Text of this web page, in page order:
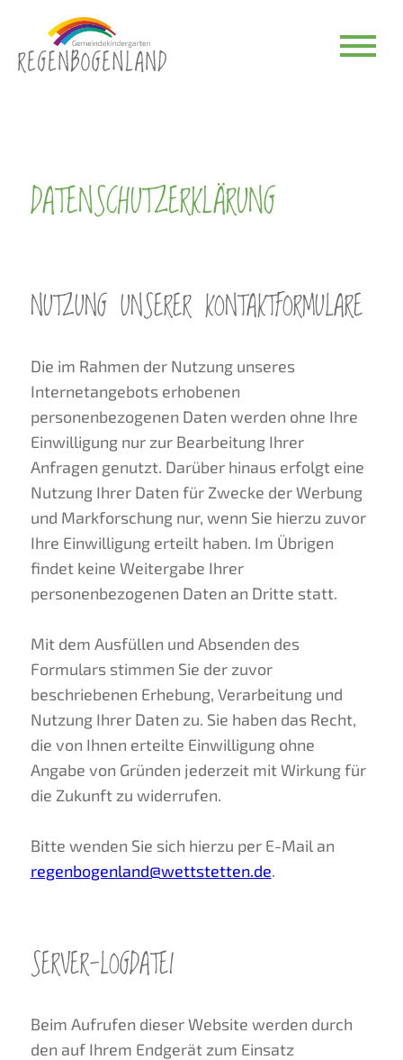
DATENSCHUTZERKLÄRUNG
NUTZUNG UNSERER KONTAKTFORMULARE
Die im Rahmen der Nutzung unseres
Internetangebots erhobenen
personenbezogenen Daten werden ohne Ihre
Einwilligung nur zur Bearbeitung Ihrer
Anfragen genutzt. Darüber hinaus erfolgt eine
Nutzung Ihrer Daten für Zwecke der Werbung
und Markforschung nur, wenn Sie hierzu zuvor
Ihre Einwilligung erteilt haben. Im Übrigen
findet keine Weitergabe Ihrer
personenbezogenen Daten an Dritte statt.
Mit dem Ausfüllen und Absenden des
Formulars stimmen Sie der zuvor
beschriebenen Erhebung, Verarbeitung und
Nutzung Ihrer Daten zu. Sie haben das Recht,
die von Ihnen erteilte Einwilligung ohne
Angabe von Gründen jederzeit mit Wirkung für
die Zukunft zu widerrufen.
Bitte wenden Sie sich hierzu per E-Mail an
regenbogenland@wettstetten.de.
SERVER-LOGDATEI
Beim Aufrufen dieser Website werden durch
den auf Ihrem Endgerät zum Einsatz